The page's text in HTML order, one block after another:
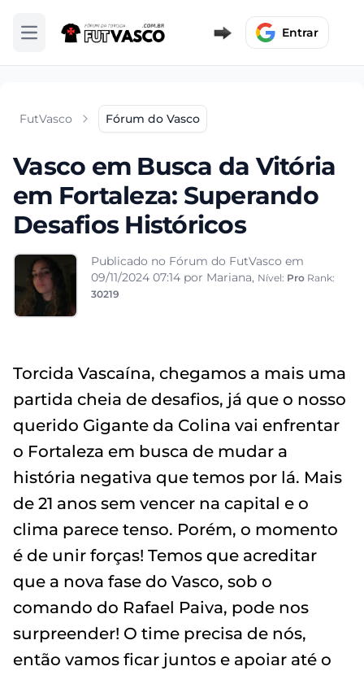
Abrir menu Entrar
FutVasco Fórum do Vasco
Vasco em Busca da Vitória
em Fortaleza: Superando
Desafios Históricos
Publicado no Fórum do FutVasco em
09/11/2024 07:14 por Mariana, Nível: Pro Rank:
30219
Torcida Vascaína, chegamos a mais uma
partida cheia de desafios, já que o nosso
querido Gigante da Colina vai enfrentar
o Fortaleza em busca de mudar a
história negativa que temos por lá. Mais
de 21 anos sem vencer na capital e o
clima parece tenso. Porém, o momento
é de unir forças! Temos que acreditar
que a nova fase do Vasco, sob o
comando do Rafael Paiva, pode nos
surpreender! O time precisa de nós,
então vamos ficar juntos e apoiar até o